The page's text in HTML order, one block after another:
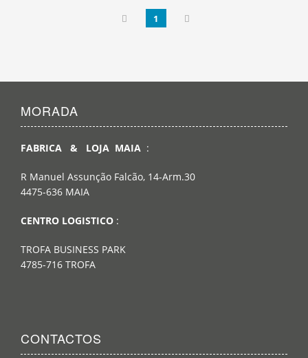
1
MORADA
FABRICA & LOJA MAIA :
R Manuel Assunção Falcão, 14-Arm.30
4475-636 MAIA
CENTRO LOGISTICO :
TROFA BUSINESS PARK
4785-716 TROFA
CONTACTOS